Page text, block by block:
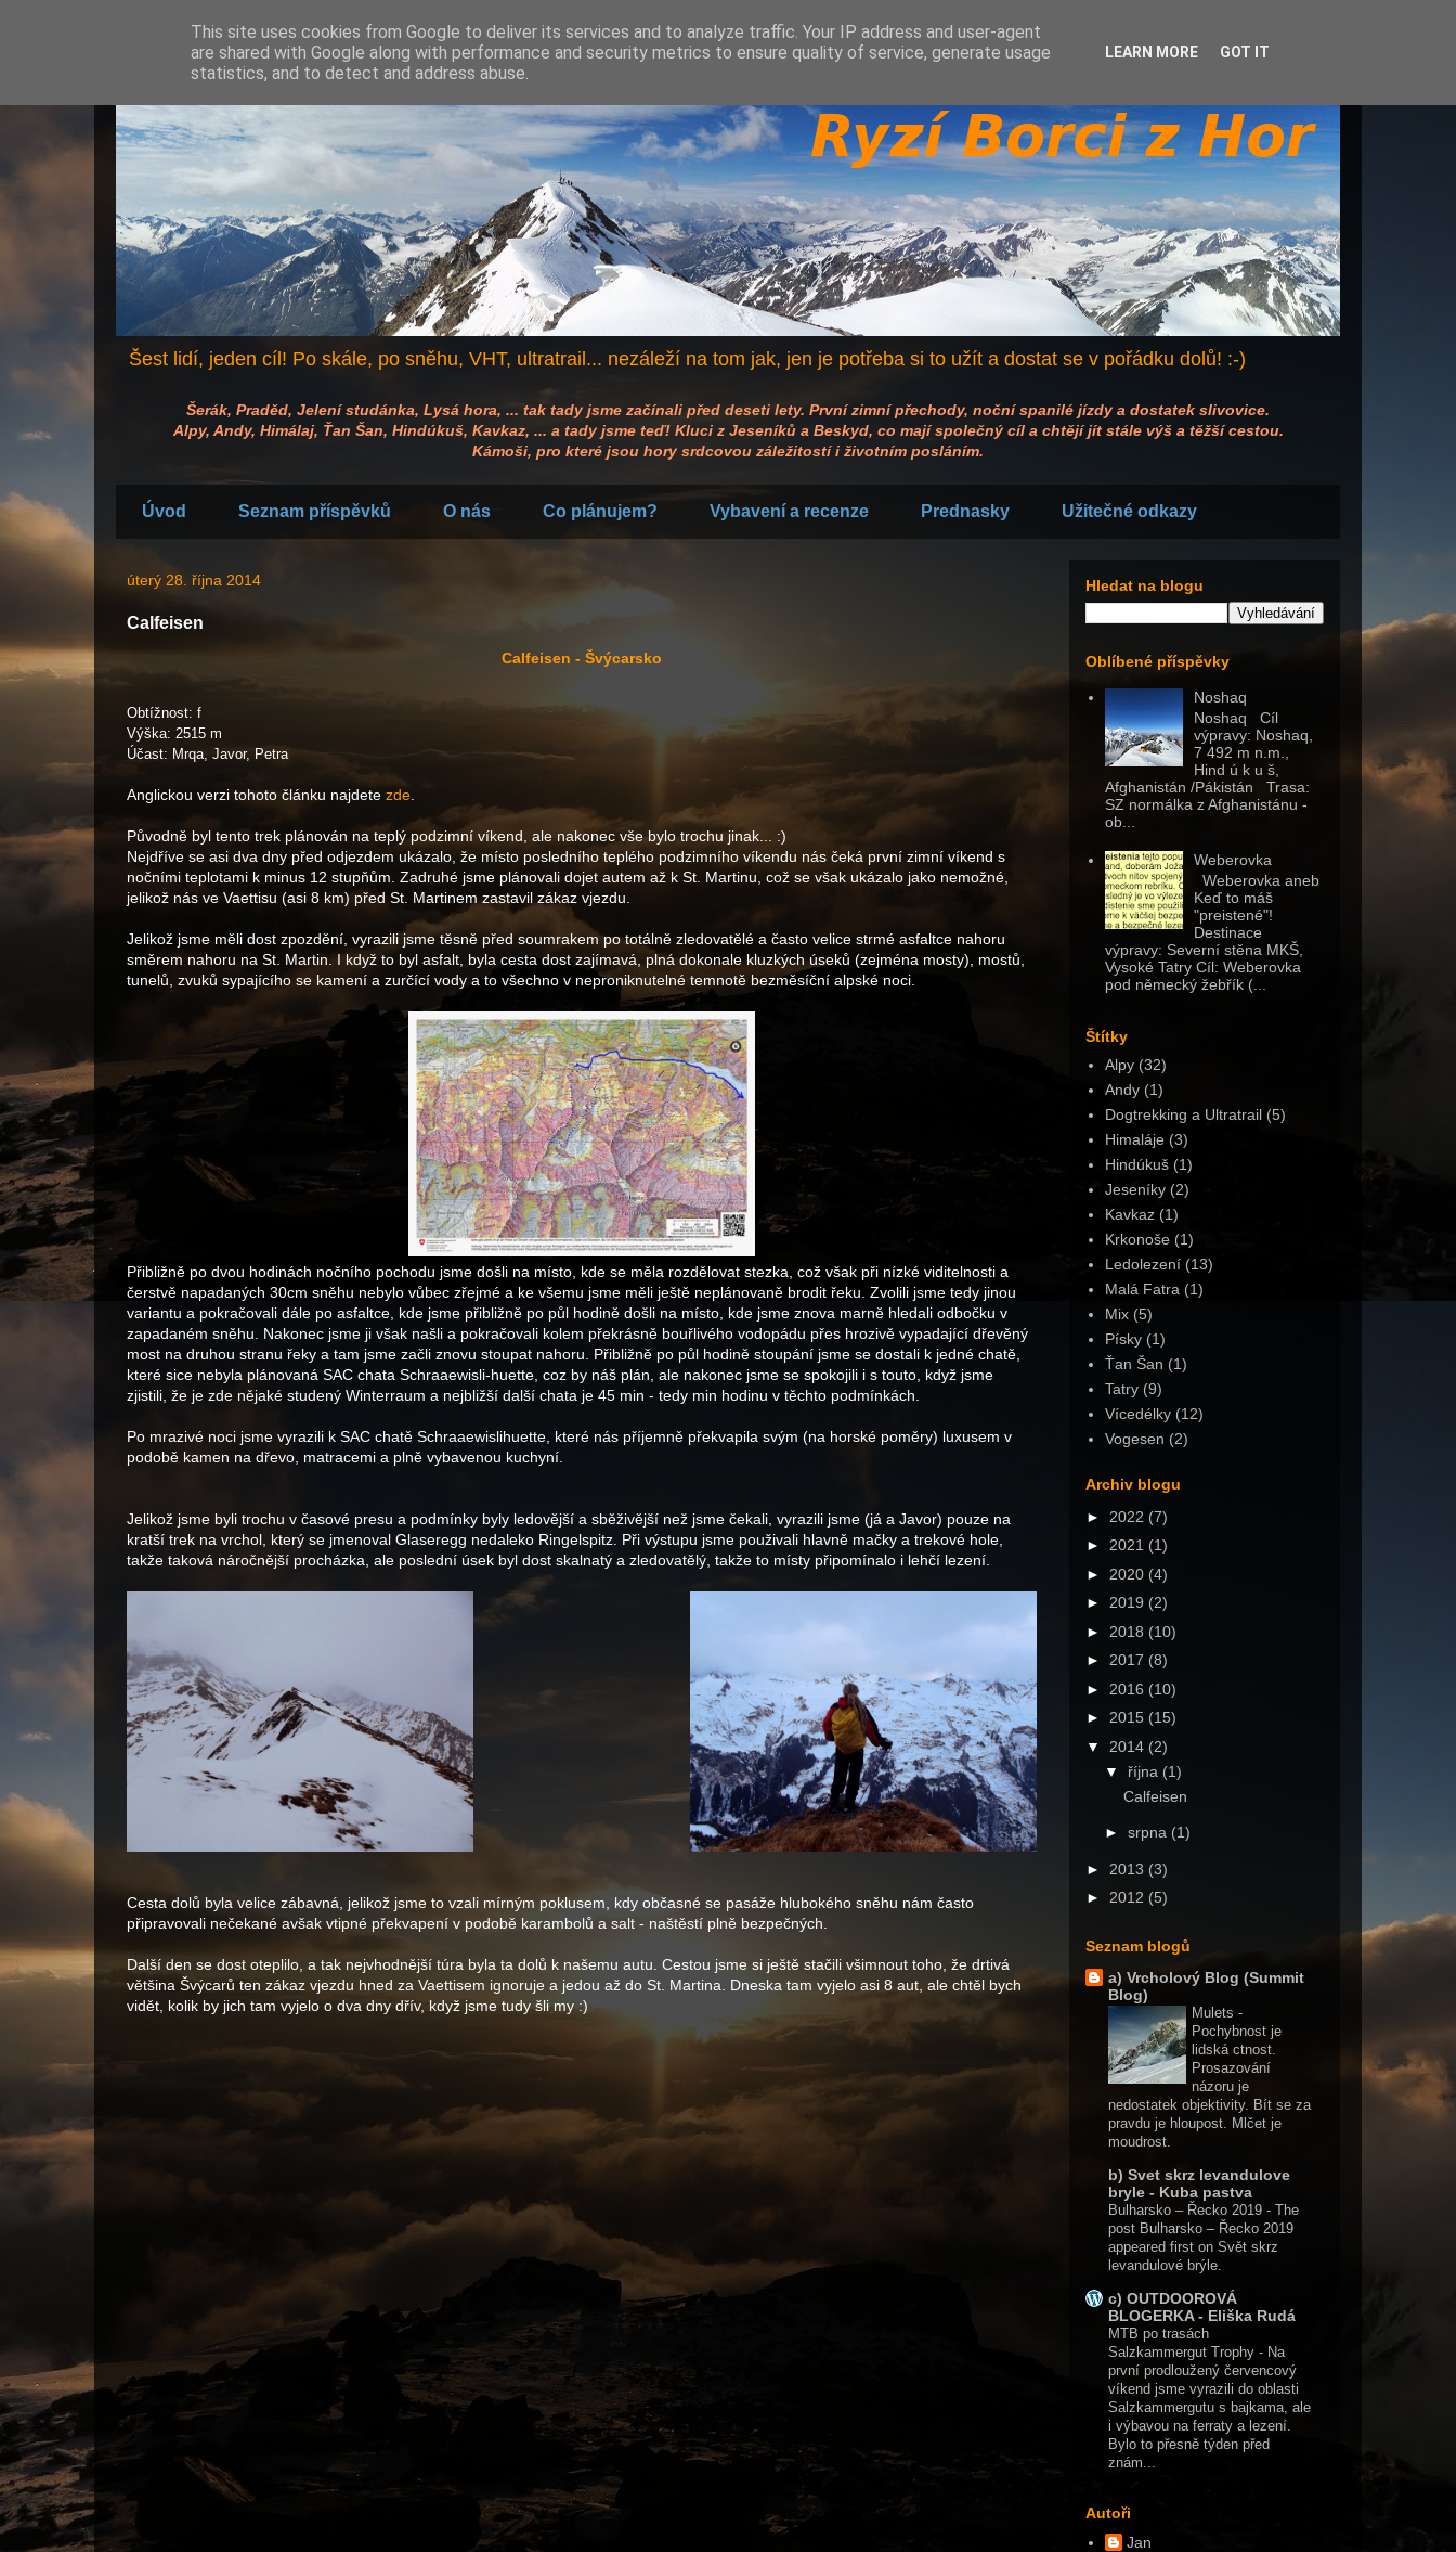
Šest lidí, jeden cíl! Po skále, po sněhu, VHT, ultratrail... nezáleží na tom jak, jen je potřeba si to užít a dostat se v pořádku dolů! :-)
Šerák, Praděd, Jelení studánka, Lysá hora, ... tak tady jsme začínali před deseti lety. První zimní přechody, noční spanilé jízdy a dostatek slivovice.
Alpy, Andy, Himálaj, Ťan Šan, Hindúkuš, Kavkaz, ... a tady jsme teď! Kluci z Jeseníků a Beskyd, co mají společný cíl a chtějí jít stále výš a těžší cestou.
Kámoši, pro které jsou hory srdcovou záležitostí i životním posláním.
Úvod Seznam příspěvků O nás Co plánujem? Vybavení a recenze Prednasky Užitečné odkazy
úterý 28. října 2014
Calfeisen
Calfeisen - Švýcarsko
Obtížnost: f
Výška: 2515 m
Účast: Mrqa, Javor, Petra
Anglickou verzi tohoto článku najdete zde
Původně byl tento trek plánován na teplý podzimní víkend, ale nakonec vše bylo trochu jinak... :)
Nejdříve se asi dva dny před odjezdem ukázalo, že místo posledního teplého podzimního víkendu nás čeká první zimní víkend s
nočními teplotami k minus 12 stupňům. Zadruhé jsme plánovali dojet autem až k St. Martinu, což se však ukázalo jako nemožné,
jelikož nás ve Vaettisu (asi 8 km) před St. Martinem zastavil zákaz vjezdu.
Jelikož jsme měli dost zpozdění, vyrazili jsme těsně před soumrakem po totálně zledovatělé a často velice strmé asfaltce nahoru
směrem nahoru na St. Martin. I když to byl asfalt, byla cesta dost zajímavá, plná dokonale kluzkých úseků (zejména mosty), mostů,
tunelů, zvuků sypajícího se kamení a zurčící vody a to všechno v neproniknutelné temnotě bezměsíční alpské noci.
Přibližně po dvou hodinách nočního pochodu jsme došli na místo, kde se měla rozdělovat stezka, což však při nízké viditelnosti a
čerstvě napadaných 30cm sněhu nebylo vůbec zřejmé a ke všemu jsme měli ještě neplánovaně brodit řeku. Zvolili jsme tedy jinou
variantu a pokračovali dále po asfaltce, kde jsme přibližně po půl hodině došli na místo, kde jsme znova marně hledali odbočku v
zapadaném sněhu. Nakonec jsme ji však našli a pokračovali kolem překrásně bouřlivého vodopádu přes hrozivě vypadající dřevěný
most na druhou stranu řeky a tam jsme začli znovu stoupat nahoru. Přibližně po půl hodině stoupání jsme se dostali k jedné chatě,
které sice nebyla plánovaná SAC chata Schraaewisli-huette, coz by náš plán, ale nakonec jsme se spokojili i s touto, když jsme
zjistili, že je zde nějaké studený Winterraum a nejbližší další chata je 45 min - tedy min hodinu v těchto podmínkách.
Po mrazivé noci jsme vyrazili k SAC chatě Schraaewislihuette, které nás příjemně překvapila svým (na horské poměry) luxusem v
podobě kamen na dřevo, matracemi a plně vybavenou kuchyní.
Jelikož jsme byli trochu v časové presu a podmínky byly ledovější a sběživější než jsme čekali, vyrazili jsme (já a Javor) pouze na
kratší trek na vrchol, který se jmenoval Glaseregg nedaleko Ringelspitz. Při výstupu jsme použivali hlavně mačky a trekové hole,
takže taková náročnější procházka, ale poslední úsek byl dost skalnatý a zledovatělý, takže to místy připomínalo i lehčí lezení.
Cesta dolů byla velice zábavná, jelikož jsme to vzali mírným poklusem, kdy občasné se pasáže hlubokého sněhu nám často
připravovali nečekané avšak vtipné překvapení v podobě karambolů a salt - naštěstí plně bezpečných.
Další den se dost oteplilo, a tak nejvhodnější túra byla ta dolů k našemu autu. Cestou jsme si ještě stačili všimnout toho, že drtivá
většina Švýcarů ten zákaz vjezdu hned za Vaettisem ignoruje a jedou až do St. Martina. Dneska tam vyjelo asi 8 aut, ale chtěl bych
vidět, kolik by jich tam vyjelo o dva dny dřív, když jsme tudy šli my :)
Hledat na blogu
Oblíbené příspěvky
Noshaq
Noshaq Cíl
výpravy: Noshaq,
7 492 m n.m.,
Hind ú k u š,
Afghanistán /Pákistán Trasa:
SZ normálka z Afghanistánu -
ob...
Weberovka
Weberovka aneb
Keď to máš
"preistené"!
Destinace
výpravy: Severní stěna MKŠ,
Vysoké Tatry Cíl: Weberovka
pod německý žebřík (...
Štítky
Alpy (32)
Andy (1)
Dogtrekking a Ultratrail (5)
Himaláje (3)
Hindúkuš (1)
Jeseníky (2)
Kavkaz (1)
Krkonoše (1)
Ledolezení (13)
Malá Fatra (1)
Mix (5)
Písky (1)
Ťan Šan (1)
Tatry (9)
Vícedélky (12)
Vogesen (2)
Archiv blogu
► 2022 (7)
► 2021 (1)
► 2020 (4)
► 2019 (2)
► 2018 (10)
► 2017 (8)
► 2016 (10)
► 2015 (15)
▼ 2014 (2)
▼ října (1)
Calfeisen
► srpna (1)
► 2013 (3)
► 2012 (5)
Seznam blogů
a) Vrcholový Blog (Summit
Blog)
Mulets -
Pochybnost je
lidská ctnost.
Prosazování
názoru je
nedostatek objektivity. Bít se za
pravdu je hloupost. Mlčet je
moudrost.
b) Svet skrz levandulove
bryle - Kuba pastva
Bulharsko – Řecko 2019 - The
post Bulharsko – Řecko 2019
appeared first on Svět skrz
levandulové brýle.
c) OUTDOOROVÁ
BLOGERKA - Eliška Rudá
MTB po trasách
Salzkammergut Trophy - Na
první prodloužený červencový
víkend jsme vyrazili do oblasti
Salzkammergutu s bajkama, ale
i výbavou na ferraty a lezení.
Bylo to přesně týden před
znám...
Autoři
Jan
This site uses cookies from Google to deliver its services and to analyze traffic. Your IP address and user-agent
are shared with Google along with performance and security metrics to ensure quality of service, generate usage
statistics, and to detect and address abuse.
LEARN MORE GOT IT